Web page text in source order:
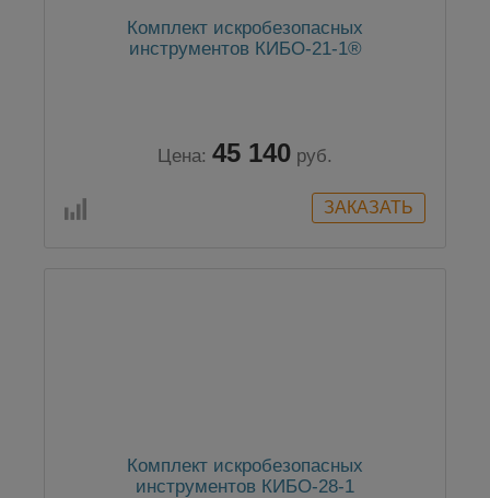
Комплект искробезопасных
инструментов КИБО-21-1®
Цена: 45 140 руб.
Комплект искробезопасных
инструментов КИБО-28-1